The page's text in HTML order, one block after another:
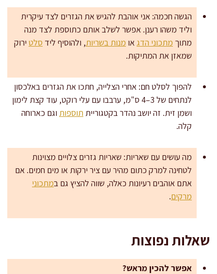
הגשה חכמה: אני אוהבת להגיש את הגזרים לצד עיקרית
וליד משהו רענן. אפשר לשלב אותם כתוספת לצד מנה
מתוך מתכוני הדגאו מנות בשריות, ולהוסיף ליד סלט ירוק
שמאזן את המתיקות.
להפוך לסלט חם: אחרי הצלייה, חתכו את הגזרים באלכסון
לנתחים של 3–4 ס"מ, ערבבו עם עלי רוקט, עוד קצת לימון
ושמן זית. זה יושב נהדר בקטגוריית תוספות וגם כארוחה
קלה.
מה עושים עם שאריות: שאריות גזרים צלויים מצוינות
לטחינה למרק כתום מהיר עם ציר ירקות או מים חמים. אם
אתם אוהבים רעיונות כאלה, שווה להציץ גם במתכוני
מרקים.
שאלות נפוצות
אפשר להכין מראש?